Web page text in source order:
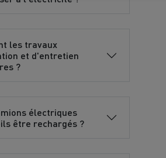
les travaux
et d'entretien
?
électriques
être rechargés ?